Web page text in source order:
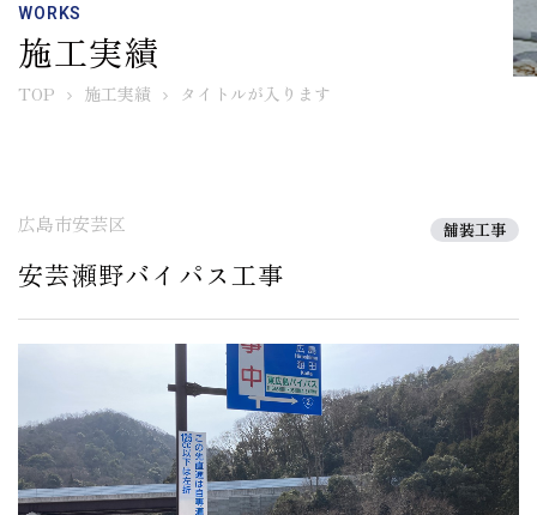
WORKS
施工実績
TOP 施工実績 タイトルが入ります
広島市安芸区 舗装工事
安芸瀬野バイパス工事